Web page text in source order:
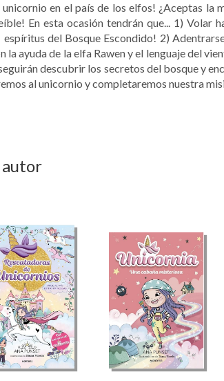
en el país de los elfos! ¿Aceptas la
En esta ocasión tendrán que... 1) Volar
del Bosque Escondido! 2)
la ayuda de la elfa Rawen y el lenguaje del
descubrir los secretos del bosque y
al unicornio y completaremos nuestra